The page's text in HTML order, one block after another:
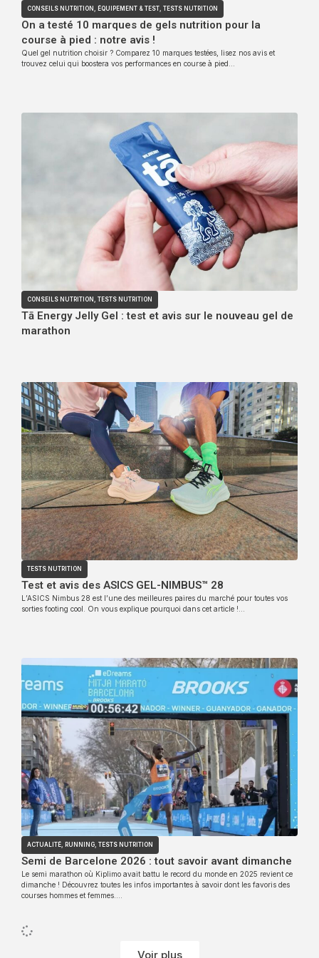
CONSEILS NUTRITION ÉQUIPEMENT & TEST TESTS NUTRITION
On a testé 10 marques de gels nutrition pour la
course à pied : notre avis !
Quel gel nutrition choisir ? Comparez 10 marques testées, lisez nos avis et
trouvez celui qui boostera vos performances en course à pied…
CONSEILS NUTRITION TESTS NUTRITION
Tā Energy Jelly Gel : test et avis sur le nouveau gel de
marathon
TESTS NUTRITION
Test et avis des ASICS GEL-NIMBUS™ 28
L’ASICS Nimbus 28 est l’une des meilleures paires du marché pour toutes vos
sorties footing cool. On vous explique pourquoi dans cet article !…
ACTUALITÉ RUNNING TESTS NUTRITION
Semi de Barcelone 2026 : tout savoir avant dimanche
Le semi marathon où Kiplimo avait battu le record du monde en 2025 revient ce
dimanche ! Découvrez toutes les infos importantes à savoir dont les favoris des
courses hommes et femmes….
Voir plus